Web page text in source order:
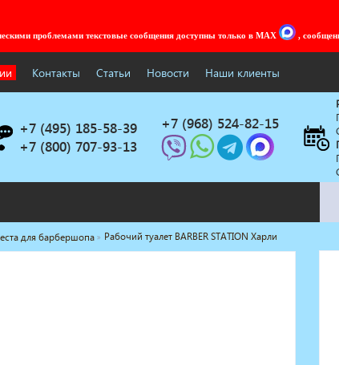
проблемами текстовые сообщения доступны только в MAX ,
Контакты Статьи Новости Наши клиенты
+7 (495) 185-58-39
+7 (800) 707-93-13
+7 (968) 524-82-15
Солярии
Мебель в стиле
Доставка за один
для барбершопа Рабочий туалет BARBER STATION Харли